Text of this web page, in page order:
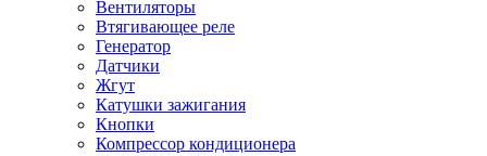
Вентиляторы
Втягивающее реле
Генератор
Датчики
Жгут
Катушки зажигания
Кнопки
Компрессор кондиционера